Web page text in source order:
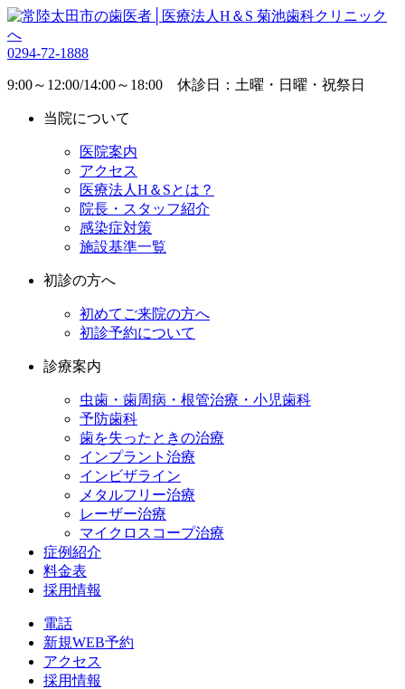
0294-72-1888
9:00～12:00/14:00～18:00 休診日：土曜・日曜・祝祭日
当院について
医院案内
アクセス
医療法人H＆Sとは？
院長・スタッフ紹介
感染症対策
施設基準一覧
初診の方へ
初めてご来院の方へ
初診予約について
診療案内
虫歯・歯周病・根管治療・小児歯科
予防歯科
歯を失ったときの治療
インプラント治療
インビザライン
メタルフリー治療
レーザー治療
マイクロスコープ治療
症例紹介
料金表
採用情報
電話
新規WEB予約
アクセス
採用情報